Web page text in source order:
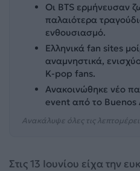
Οι BTS ερμήνευσαν
παλαιότερα
ενθουσιασμό.
Ελληνικά fan sites
αναμνηστικά,
K-pop fans.
Ανακοινώθηκε νέο
event από το Buenos
Ανακάλυψε όλες τις
Στις 13 Ιουνίου είχα την